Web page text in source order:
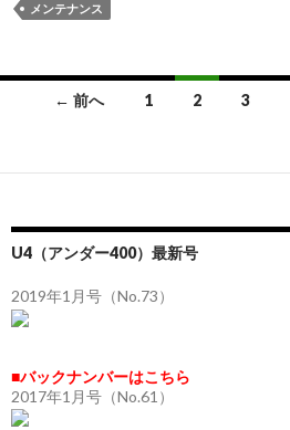
メンテナンス
稿
ビ
ゲ
ー
シ
ョ
← 前へ 1 2 3
U4（アンダー400）最新号
2019年1月号（No.73）
■バックナンバーはこちら
2017年1月号（No.61）